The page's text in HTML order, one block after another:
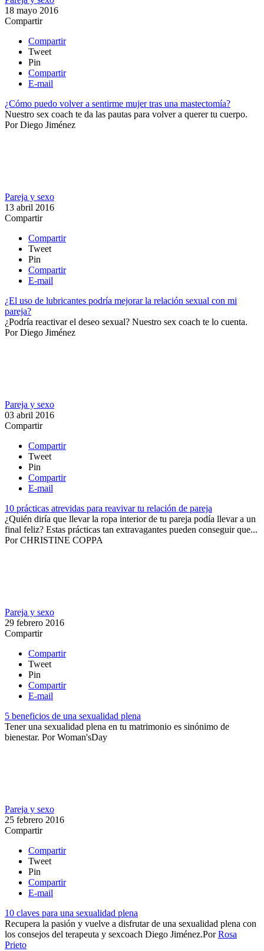
18 mayo 2016
Compartir
Compartir
Tweet
Pin
Compartir
E-mail
¿Cómo puedo volver a sentirme mujer tras una mastectomía?
Nuestro sex coach te da las pautas para volver a querer tu cuerpo.​​
PorDiego Jiménez
Pareja y sexo
13 abril 2016
Compartir
Compartir
Tweet
Pin
Compartir
E-mail
¿El uso de lubricantes podría mejorar la relación sexual con mi
pareja?
¿Podría reactivar el deseo sexual? Nuestro sex coach te lo cuenta.​
PorDiego Jiménez
Pareja y sexo
03 abril 2016
Compartir
Compartir
Tweet
Pin
Compartir
E-mail
10 prácticas atrevidas para reavivar tu relación de pareja
¿Quién diría que llevar la ropa interior de tu pareja podía llevar a un
final feliz? Estas prácticas tan extravagantes pueden conseguir que...
PorCHRISTINE COPPA
Pareja y sexo
29 febrero 2016
Compartir
Compartir
Tweet
Pin
Compartir
E-mail
​5 beneficios de una sexualidad plena
Tener una sexualidad plena en tu matrimonio es sinónimo de
bienestar. ​​ PorWoman'sDay
Pareja y sexo
25 febrero 2016
Compartir
Compartir
Tweet
Pin
Compartir
E-mail
10 claves para una sexualidad plena
Recupera la pasión y vuelve a disfrutar de una sexualidad plena con
los consejos del terapeuta y sexcoach Diego Jiménez.​​PorRosa
Prieto